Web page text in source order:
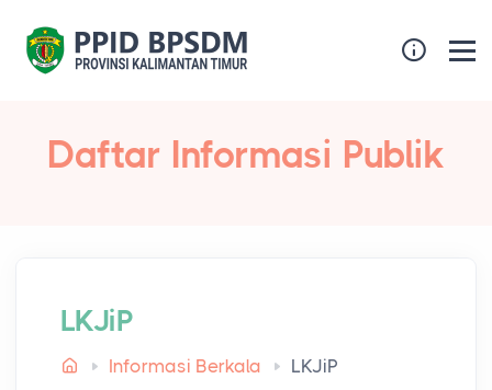
Daftar Informasi Publik
LKJiP
Informasi Berkala LKJiP